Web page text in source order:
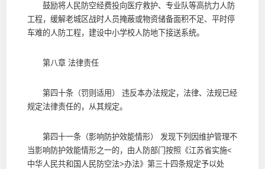
鼓励将人民防空经费投向医疗救护、专业队等高抗力人防
工程，缓解老城区战时人员掩蔽或物资储备面积不足、平时停
车难的人防工程，建设中小学校人防地下接送系统。
第八章 法律责任
第四十条（罚则适用） 违反本办法规定，法律、法规已经
规定法律责任的，从其规定。
第四十一条（影响防护效能情形） 发现下列因维护管理不
当影响防护效能情形之一的，由人防部门按照《江苏省实施<
中华人民共和国人民防空法>办法》第三十四条规定予以处